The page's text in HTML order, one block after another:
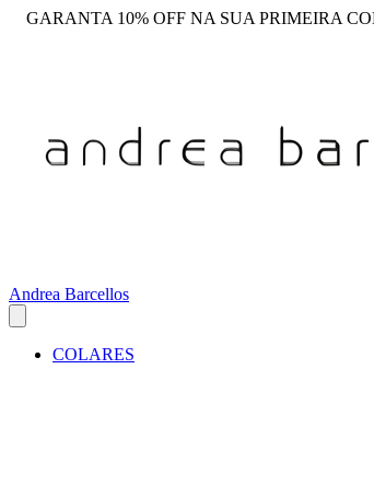
GARANTA 10% OFF NA SUA PRIMEIRA
Andrea Barcellos
COLARES